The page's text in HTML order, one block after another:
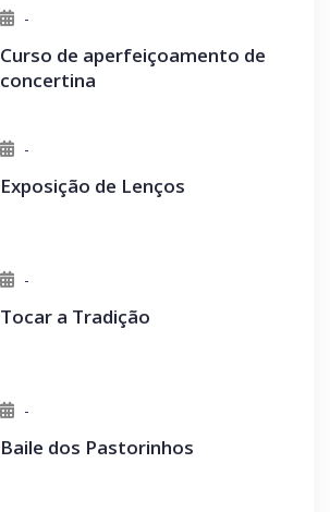
-
Curso de aperfeiçoamento de
concertina
-
Exposição de Lenços
-
Tocar a Tradição
-
Baile dos Pastorinhos